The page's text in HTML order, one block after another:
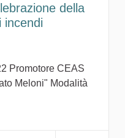
della
incendi
Promotore CEAS
Meloni" Modalità
15 - Vita sulla terra